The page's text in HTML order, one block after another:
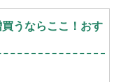
うならここ！おす